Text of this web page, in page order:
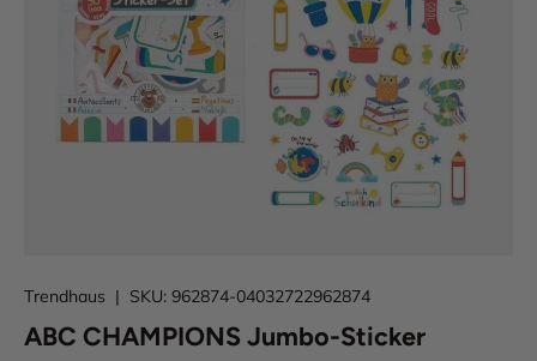
Trendhaus | SKU: 962874-04032722962874
ABC CHAMPIONS Jumbo-Sticker